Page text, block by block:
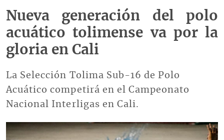
Nueva generación del polo
acuático tolimense va por la
gloria en Cali
La Selección Tolima Sub-16 de Polo
Acuático competirá en el Campeonato
Nacional Interligas en Cali.
Imagen